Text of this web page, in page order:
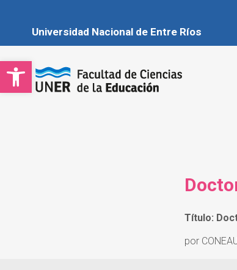
Open toolbar
Universidad Nacional de Entre Ríos
Facultad
Título:
por